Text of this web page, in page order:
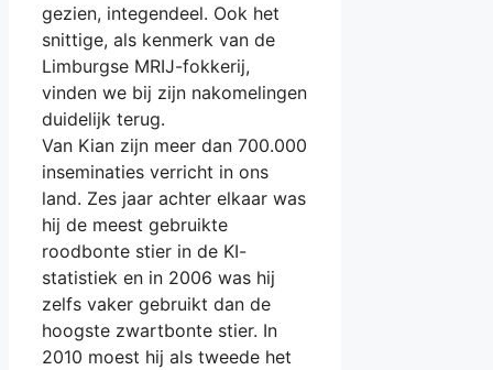
gezien, integendeel. Ook het
snittige, als kenmerk van de
Limburgse MRIJ-fokkerij,
vinden we bij zijn nakomelingen
duidelijk terug.
Van Kian zijn meer dan 700.000
inseminaties verricht in ons
land. Zes jaar achter elkaar was
hij de meest gebruikte
roodbonte stier in de KI-
statistiek en in 2006 was hij
zelfs vaker gebruikt dan de
hoogste zwartbonte stier. In
2010 moest hij als tweede het